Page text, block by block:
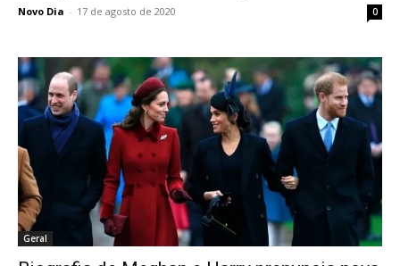
Novo Dia - 17 de agosto de 2020 0
Geral